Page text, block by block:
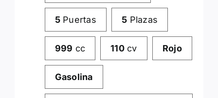
5Puertas 5 Plazas
999 cc 110cv Rojo
Gasolina